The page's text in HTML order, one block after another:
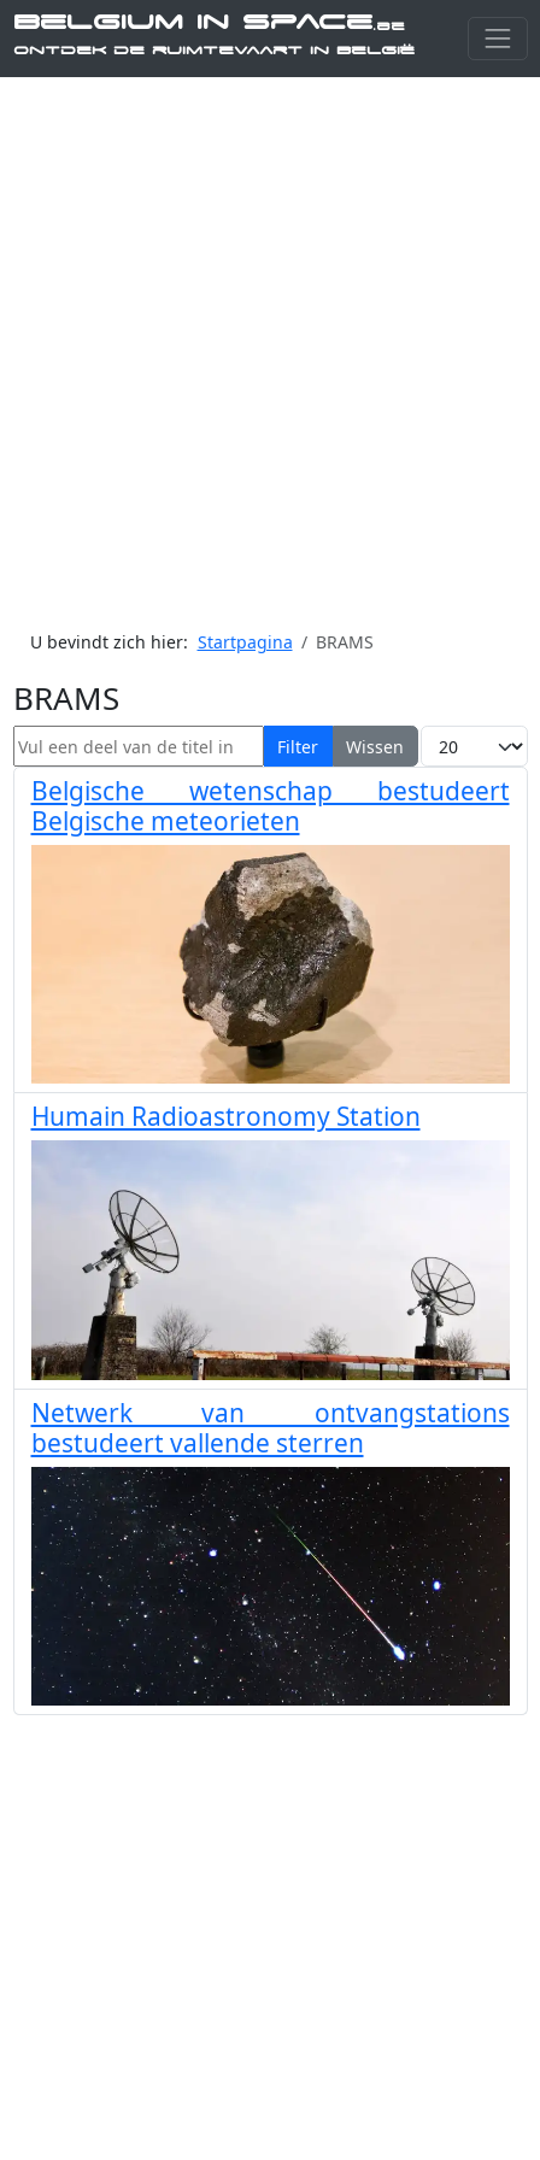
Belgium in Space.be
Ontdek de ruimtevaart in België
U bevindt zich hier: Startpagina BRAMS
BRAMS
Vul een deel van de titel in Filter Wissen Toon #
Belgische wetenschap bestudeert
Belgische meteorieten
Humain Radioastronomy Station
Netwerk van ontvangstations
bestudeert vallende sterren